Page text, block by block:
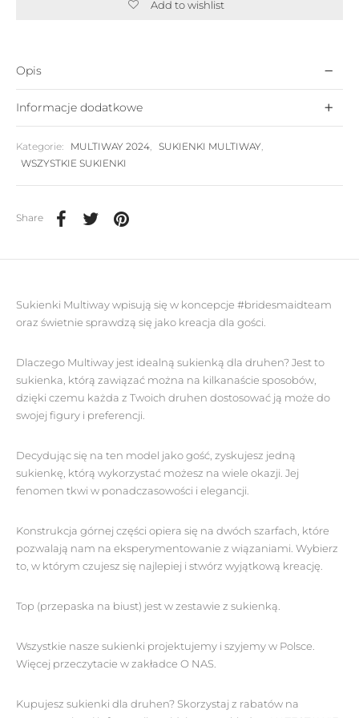
Add to wishlist
Opis
Informacje dodatkowe
Kategorie: MULTIWAY 2024, SUKIENKI MULTIWAY,
WSZYSTKIE SUKIENKI
Share
Sukienki Multiway wpisują się w koncepcje #bridesmaidteam
oraz świetnie sprawdzą się jako kreacja dla gości.
Dlaczego Multiway jest idealną sukienką dla druhen? Jest to
sukienka, którą zawiązać można na kilkanaście sposobów,
dzięki czemu każda z Twoich druhen dostosować ją może do
swojej figury i preferencji.
Decydując się na ten model jako gość, zyskujesz jedną
sukienkę, którą wykorzystać możesz na wiele okazji. Jej
fenomen tkwi w ponadczasowości i elegancji.
Konstrukcja górnej części opiera się na dwóch szarfach, które
pozwalają nam na eksperymentowanie z wiązaniami. Wybierz
to, w którym czujesz się najlepiej i stwórz wyjątkową kreację.
Top (przepaska na biust) jest w zestawie z sukienką.
Wszystkie nasze sukienki projektujemy i szyjemy w Polsce.
Więcej przeczytacie w zakładce O NAS.
Kupujesz sukienki dla druhen? Skorzystaj z rabatów na